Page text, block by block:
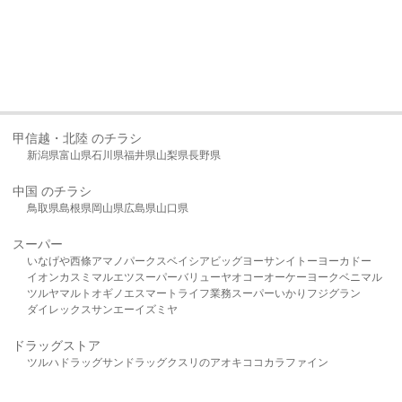
甲信越・北陸 のチラシ
新潟県富山県石川県福井県山梨県長野県
中国 のチラシ
鳥取県島根県岡山県広島県山口県
スーパー
いなげや西條アマノパークスベイシア ビッグヨーサンイトーヨーカドー
イオンカスミ マルエツスーパーバリューヤオコーオーケー ヨークベニマル
ツルヤマルト オギノ エスマート ライフ業務スーパーいかり フジグラン
ダイレックスサンエーイズミヤ
ドラッグストア
ツルハドラッグサンドラッグクスリのアオキ ココカラファイン